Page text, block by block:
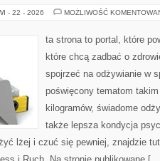
- 22 - 2026 MOŻLIWOŚĆ
ta strona to portal, które
które chcą zadbać o
spojrzeć na odżywianie w
poświęcony tematom
kilogramów, świadome
także lepsza kondycja
lżej i czuć się pewniej, znajdzie